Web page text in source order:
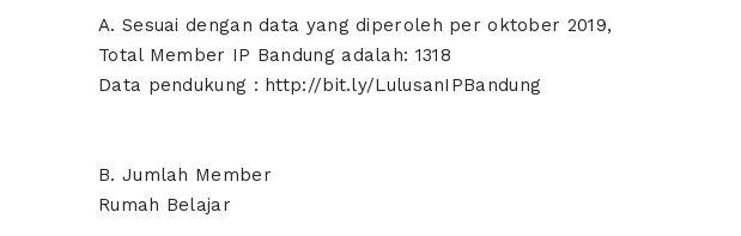
A. Sesuai dengan data yang diperoleh per oktober 2019,
Total Member IP Bandung adalah: 1318
Data pendukung : http://bit.ly/LulusanIPBandung
B. Jumlah Member
Rumah Belajar